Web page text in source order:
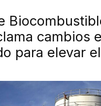
cambios
para elevar